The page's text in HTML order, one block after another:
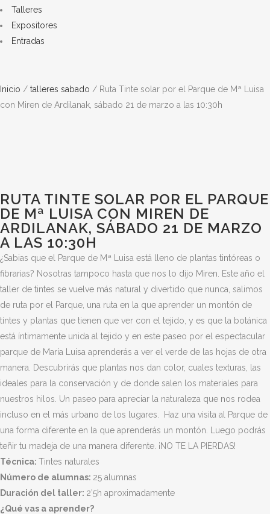
Talleres
Expositores
Entradas
Inicio / talleres sabado / Ruta Tinte solar por el Parque de Mª Luisa
con Miren de Ardilanak, sábado 21 de marzo a las 10:30h
RUTA TINTE SOLAR POR EL PARQUE
DE Mª LUISA CON MIREN DE
ARDILANAK, SÁBADO 21 DE MARZO
A LAS 10:30H
¿Sabias que el Parque de Mª Luisa está lleno de plantas tintóreas o
fibrarias? Nosotras tampoco hasta que nos lo dijo Miren. Este año el
taller de tintes se vuelve más natural y divertido que nunca, salimos
de ruta por el Parque, una ruta en la que aprender un montón de
tintes y plantas que tienen que ver con el tejido, y es que la botánica
está íntimamente unida al tejido y en este paseo por el espectacular
parque de María Luisa aprenderás a ver el verde de las hojas de otra
manera. Descubrirás que plantas nos dan color, cuales texturas, las
ideales para la conservación y de donde salen los materiales para
nuestros hilos. Un paseo para apreciar la naturaleza que nos rodea
incluso en el más urbano de los lugares. Haz una visita al Parque de
una forma diferente en la que aprenderás un montón. Luego podrás
teñir tu madeja de una manera diferente. ¡NO TE LA PIERDAS!
Técnica: Tintes naturales
Número de alumnas: 25 alumnas
Duración del taller: 2’5h aproximadamente
¿Qué vas a aprender?